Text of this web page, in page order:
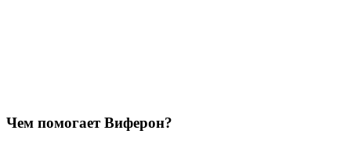
Чем помогает Виферон?